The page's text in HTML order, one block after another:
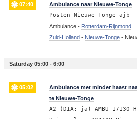
07:40 Ambulance naar Nieuwe-Tonge
Posten Nieuwe Tonge ajb
Ambulance - Rotterdam-Rijnmond
Zuid-Holland- Nieuwe-Tonge-
Saturday 05:00 - 6:00
05:02
Ambulance met minder haast
te Nieuwe-Tonge
A2 (DIA: ja) AMBU 17130